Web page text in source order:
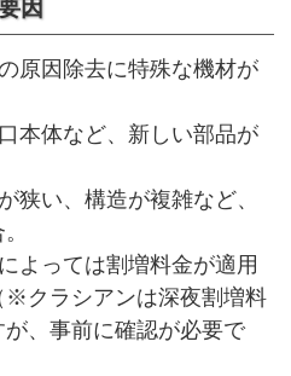
因
原因除去に特殊な機材が
本体など、新しい部品が
狭い、構造が複雑など、
よっては割増料金が適用
※クラシアンは深夜割増料
、事前に確認が必要で